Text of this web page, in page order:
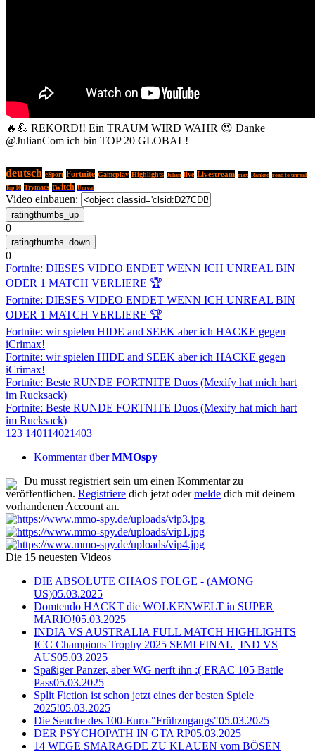
🔥💪 REKORD!! Ein TRAUM WIRD WAHR 😍 Danke
@JulianCom ich bin TOP 20 GLOBAL!
deutsch eSport Fortnite Gameplay Highlights Julian live Livestream max Ranked road to unreal
Top 10 Trymacs twitch Unreal
Video einbauen:
0
0
Fortnite: DIESES VIDEO ENDET WENN ICH UNREAL BIN
ODER 1 MATCH VERLIERE 🏆
Fortnite: DIESES VIDEO ENDET WENN ICH UNREAL BIN
ODER 1 MATCH VERLIERE 🏆
Fortnite: wir spielen HIDE and SEEK aber ich HACKE gegen
iCrimax!
Fortnite: wir spielen HIDE and SEEK aber ich HACKE gegen
iCrimax!
Fortnite: Beste RUNDE FORTNITE Duos (Mexify hat mich hart
im Rucksack)
Fortnite: Beste RUNDE FORTNITE Duos (Mexify hat mich hart
im Rucksack)
1 23 140114021403
Kommentar überMMOspy
Du musst registriert sein um einen Kommentar zu
veröffentlichen. Registriere dich jetzt odermelde dich mit deinem
vorhandenen Account an.
Die 15 neuesten Videos
DIE ABSOLUTE CHAOS FOLGE - (AMONG
US)05.03.2025
Domtendo HACKT die WOLKENWELT in SUPER
MARIO!05.03.2025
INDIA VS AUSTRALIA FULL MATCH HIGHLIGHTS
ICC Champions Trophy 2025 SEMI FINAL | IND VS
AUS05.03.2025
Spaßiger Panzer, aber WG nerft ihn :( ERAC 105 Battle
Pass05.03.2025
Split Fiction ist schon jetzt eines der besten Spiele
2025!05.03.2025
Die Seuche des 100-Euro-"Frühzugangs"05.03.2025
DER PSYCHOPATH IN GTA RP05.03.2025
14 WEGE SMARAGDE ZU KLAUEN vom BÖSEN